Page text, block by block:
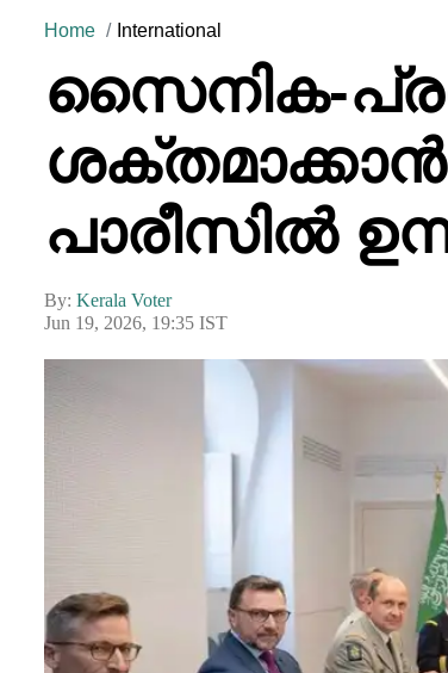
Home International
സൈനിക-
പാരീസിൽ
By: Kerala Voter
Jun 19, 2026, 19:35 IST